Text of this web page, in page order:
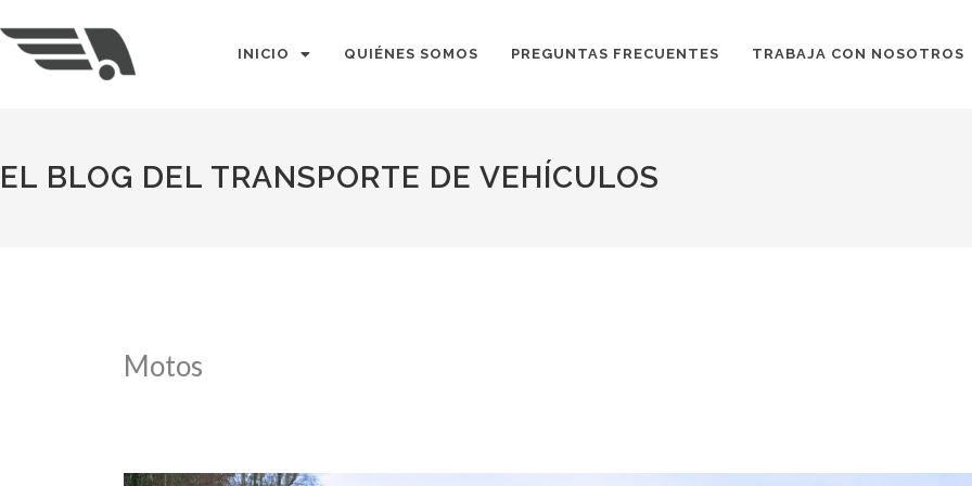
al
contenido
INICIO QUIÉNES SOMOS PREGUNTAS FRECUENTES TRABAJA CON NOSOTROS
EL BLOG DEL TRANSPORTE DE VEHÍCULOS
Motos